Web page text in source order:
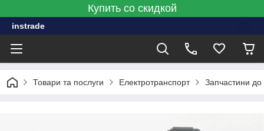
Купить со скидкой
instrade
Товари та послуги Електротранспорт Запчастини до